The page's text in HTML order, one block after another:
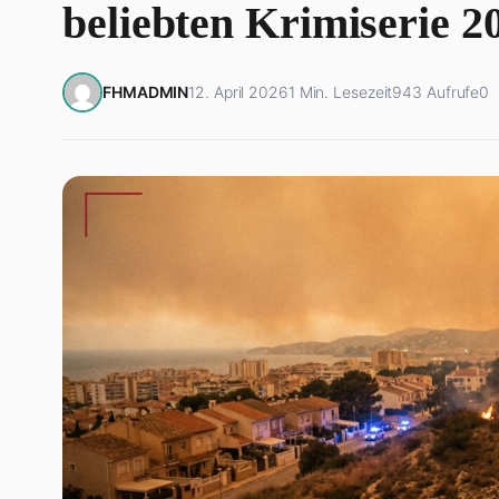
beliebten Krimiserie
FHMADMIN12. April 20261 Min. Lesezeit943 Aufrufe0